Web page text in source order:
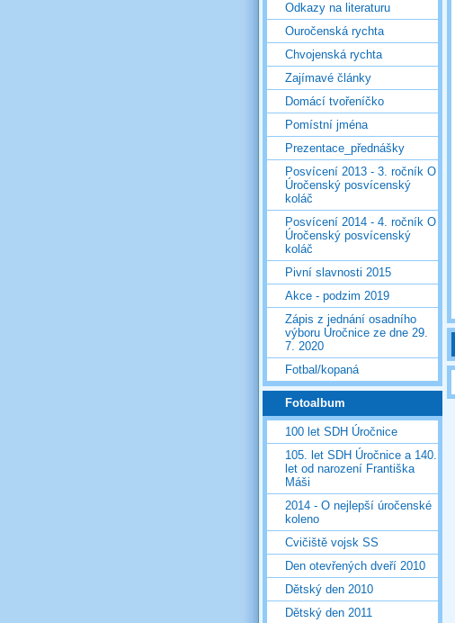
Odkazy na literaturu
Ouročenská rychta
Chvojenská rychta
Zajímavé články
Domácí tvořeníčko
Pomístní jména
Prezentace_přednášky
Posvícení 2013 - 3. ročník O
Úročenský posvícenský
koláč
Posvícení 2014 - 4. ročník O
Úročenský posvícenský
koláč
Pivní slavnosti 2015
Akce - podzim 2019
Zápis z jednání osadního
výboru Úročnice ze dne 29.
7. 2020
Fotbal/kopaná
Fotoalbum
100 let SDH Úročnice
105. let SDH Úročnice a 140.
let od narození Františka
Máši
2014 - O nejlepší úročenské
koleno
Cvičiště vojsk SS
Den otevřených dveří 2010
Dětský den 2010
Dětský den 2011